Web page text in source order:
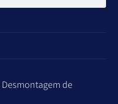
de